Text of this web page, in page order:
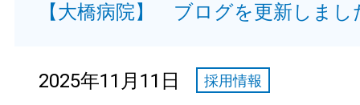
【大橋病院】 ブログを更新しまし
2025年11月11日 採用情報